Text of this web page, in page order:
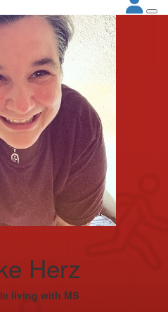
Herz
living with MS